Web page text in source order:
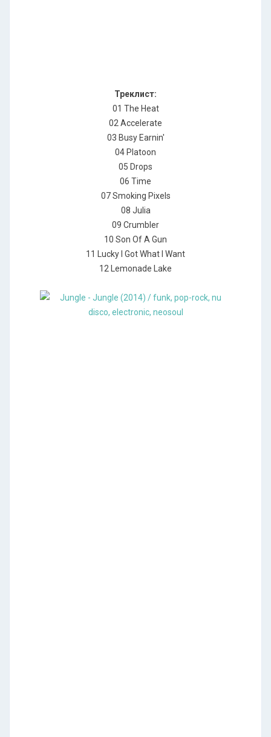
Треклист:
01 The Heat
02 Accelerate
03 Busy Earnin'
04 Platoon
05 Drops
06 Time
07 Smoking Pixels
08 Julia
09 Crumbler
10 Son Of A Gun
11 Lucky I Got What I Want
12 Lemonade Lake